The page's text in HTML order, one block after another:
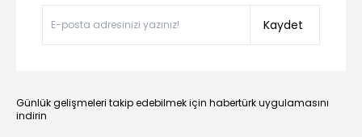
Kaydet
Günlük gelişmeleri takip edebilmek için habertürk uygulamasını
indirin